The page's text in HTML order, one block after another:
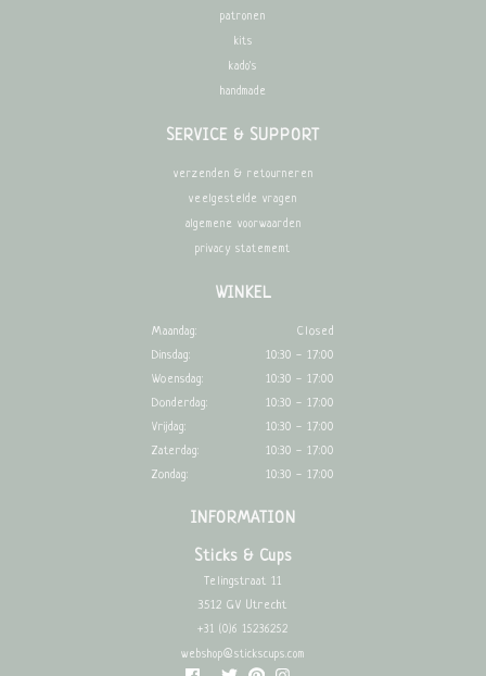
patronen
kits
kado's
handmade
SERVICE & SUPPORT
verzenden & retourneren
veelgestelde vragen
algemene voorwaarden
privacy statememt
WINKEL
Maandag:
Closed
Dinsdag:
10:30 - 17:00
Woensdag:
10:30 - 17:00
Donderdag:
10:30 - 17:00
Vrijdag:
10:30 - 17:00
Zaterdag:
10:30 - 17:00
Zondag:
10:30 - 17:00
INFORMATION
Sticks & Cups
Telingstraat 11
3512 GV Utrecht
+31 (0)6 15236252
webshop@stickscups.com